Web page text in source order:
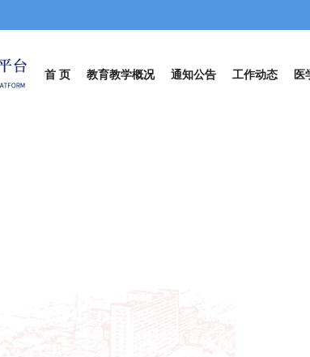
首 页 教育教学概况 通知公告 工作动态 医